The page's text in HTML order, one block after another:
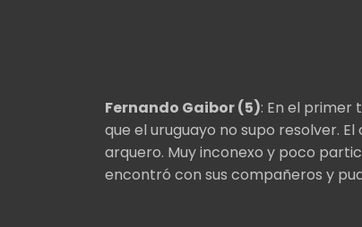
Fernando Gaibor (5): En el primer
que el uruguayo no supo resolver.
arquero. Muy inconexo y poco
encontró con sus compañeros y